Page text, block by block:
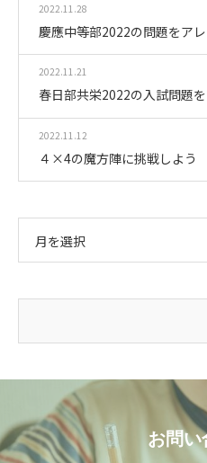
2022.11.28
慶應中等部2022の問題をア
2022.11.21
春日部共栄2022の入試問題
2022.11.12
４×4の魔方陣に挑戦しよう
月を選択
お問